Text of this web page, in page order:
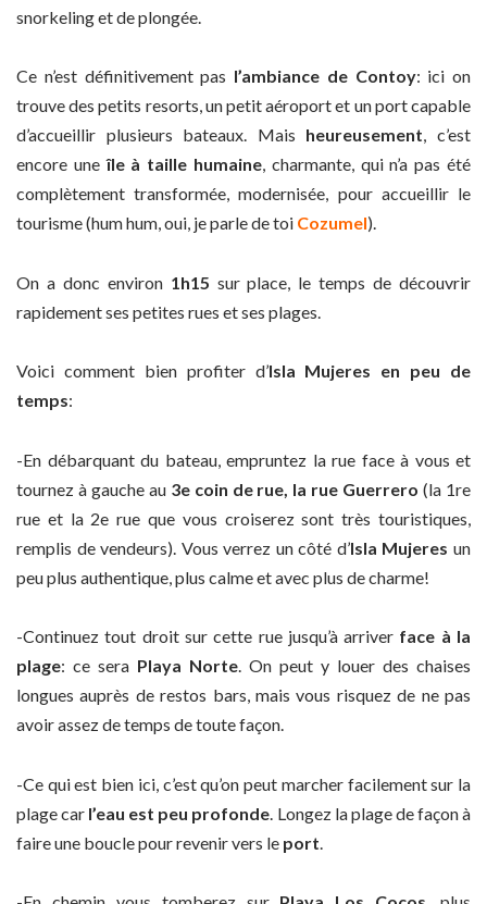
snorkeling et de plongée.
Ce n’est définitivement pas l’ambiance de Contoy: ici on
trouve des petits resorts, un petit aéroport et un port capable
d’accueillir plusieurs bateaux. Mais heureusement, c’est
encore uneîle à taille humaine, charmante, qui n’a pas été
complètement transformée, modernisée, pour accueillir le
tourisme (hum hum, oui, je parle de toi Cozumel).
On a donc environ 1h15 sur place, le temps de découvrir
rapidement ses petites rues et ses plages.
Voici comment bien profiter d’Isla Mujeres en peu de
temps:
-En débarquant du bateau, empruntez la rue face à vous et
tournez à gauche au 3e coin de rue, la rue Guerrero(la 1re
rue et la 2e rue que vous croiserez sont très touristiques,
remplis de vendeurs). Vous verrez un côté d’Isla Mujeres un
peu plus authentique, plus calme et avec plus de charme!
-Continuez tout droit sur cette rue jusqu’à arriver face à la
plage: ce sera Playa Norte. On peut y louer des chaises
longues auprès de restos bars, mais vous risquez de ne pas
avoir assez de temps de toute façon.
-Ce qui est bien ici, c’est qu’on peut marcher facilement sur la
plage car l’eau est peu profonde . Longez la plage de façon à
faire une boucle pour revenir vers le port